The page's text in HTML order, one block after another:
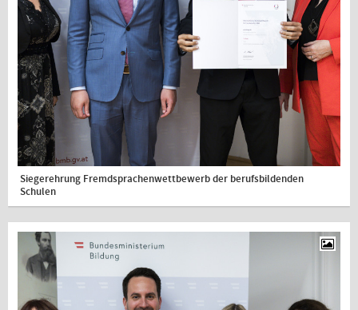
Siegerehrung Fremdsprachenwettbewerb der berufsbildenden
Schulen